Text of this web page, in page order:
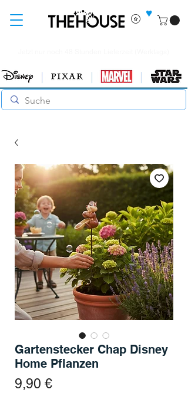
♥
Gartenstecker Chap Disney
Home Pflanzen
9,90 €Preis